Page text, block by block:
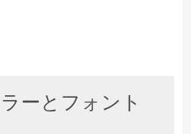
ーとフォント